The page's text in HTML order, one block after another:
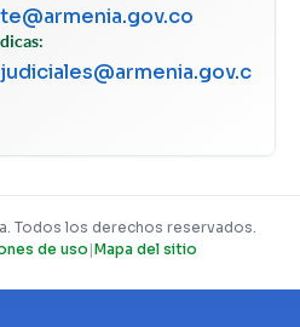
Todos los derechos reservados.
de uso |Mapa del sitio